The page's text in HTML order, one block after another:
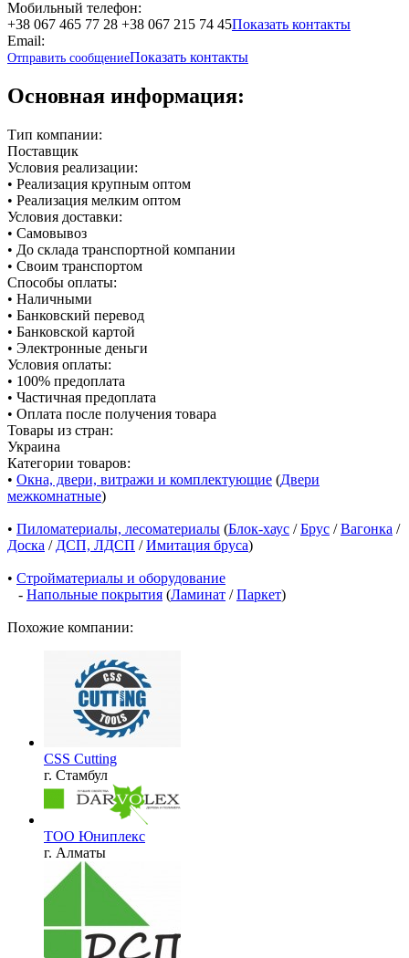
Мобильный телефон:
+38 067 465 77 28 +38 067 215 74 45Показать контакты
Email:
Отправить сообщениеПоказать контакты
Основная информация:
Тип компании:
Поставщик
Условия реализации:
• Реализация крупным оптом
• Реализация мелким оптом
Условия доставки:
• Самовывоз
• До склада транспортной компании
• Своим транспортом
Способы оплаты:
• Наличными
• Банковский перевод
• Банковской картой
• Электронные деньги
Условия оплаты:
• 100% предоплата
• Частичная предоплата
• Оплата после получения товара
Товары из стран:
Украина
Категории товаров:
• Окна, двери, витражи и комплектующие (Двери
межкомнатные)
• Пиломатериалы, лесоматериалы (Блок-хаус /Брус /Вагонка /
Доска / ДСП, ЛДСП /Имитация бруса)
• Стройматериалы и оборудование
- Напольные покрытия (Ламинат /Паркет)
Похожие компании:
CSS Cutting
г. Стамбул
ТОО Юниплекс
г. Алматы